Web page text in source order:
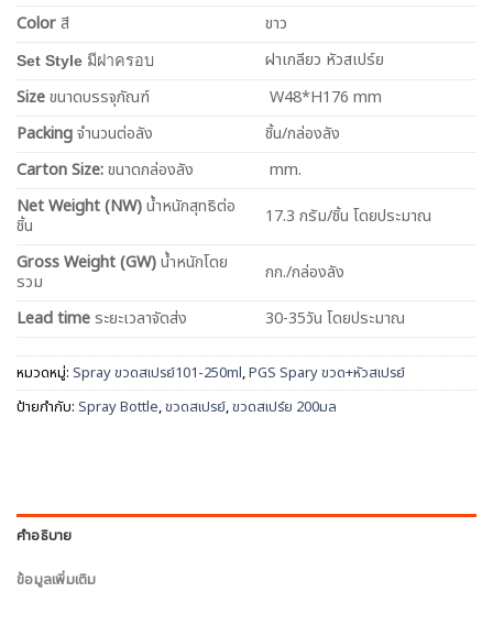
Colorสี ขาว
Set Style มีฝาครอบ
ฝาเกลียว หัวสเปร์ย
Sizeขนาดบรรจุภัณฑ์
W48*H176 mm
Packingจำนวนต่อลัง
ชิ้น/กล่องลัง
Carton Size:ขนาดกล่องลัง
mm.
NetWeight (NW)น้ำหนักสุทธิต่อ
ชิ้น
17.3 กรัม/ชิ้น โดยประมาณ
Gross Weight (GW)น้ำหนักโดย
รวม
กก./กล่องลัง
Lead time ระยะเวลาจัดส่ง 30-35วัน โดยประมาณ
หมวดหมู่: Spray ขวดสเปรย์101-250ml,PGS Spary ขวด+หัวสเปรย์
ป้ายกำกับ: Spray Bottle,ขวดสเปรย์,ขวดสเปร์ย 200มล
คำอธิบาย
ข้อมูลเพิ่มเติม